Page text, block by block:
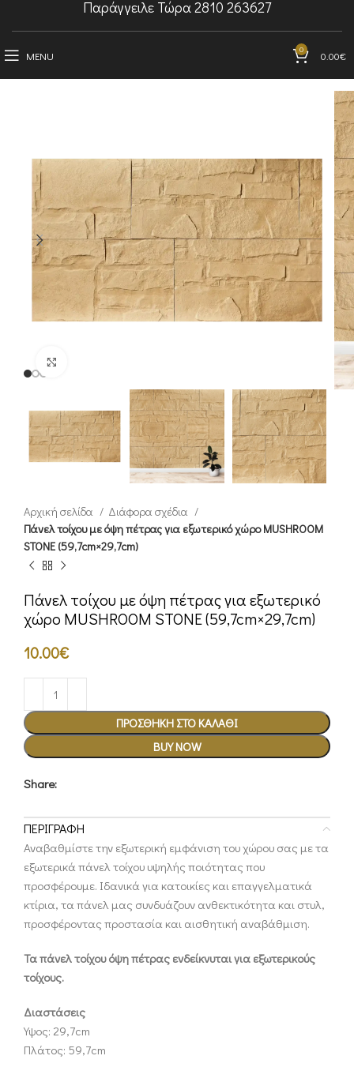
Παράγγειλε Τώρα 2810 263627
MENU 0 0.00€
Αρχική σελίδα
Διάφορα σχέδια
Πάνελ τοίχου με όψη πέτρας για εξωτερικό χώρο MUSHROOM
STONE (59,7cm×29,7cm)
Πάνελ τοίχου με όψη πέτρας για εξωτερικό
χώρο MUSHROOM STONE (59,7cm×29,7cm)
10.00€
ΠΡΟΣΘΉΚΗ ΣΤΟ ΚΑΛΆΘΙ
BUY NOW
Share:
ΠΕΡΙΓΡΑΦΉ
Αναβαθμίστε την εξωτερική εμφάνιση του χώρου σας με τα
εξωτερικά πάνελ τοίχου υψηλής ποιότητας που
προσφέρουμε. Ιδανικά για κατοικίες και επαγγελματικά
κτίρια, τα πάνελ μας συνδυάζουν ανθεκτικότητα και στυλ,
προσφέροντας προστασία και αισθητική αναβάθμιση.
Τα πάνελ τοίχου όψη πέτρας ενδείκνυται για εξωτερικούς
τοίχους.
Διαστάσεις
Υψος: 29,7cm
Πλάτος: 59,7cm